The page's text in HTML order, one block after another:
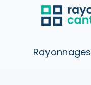
Rayonnages